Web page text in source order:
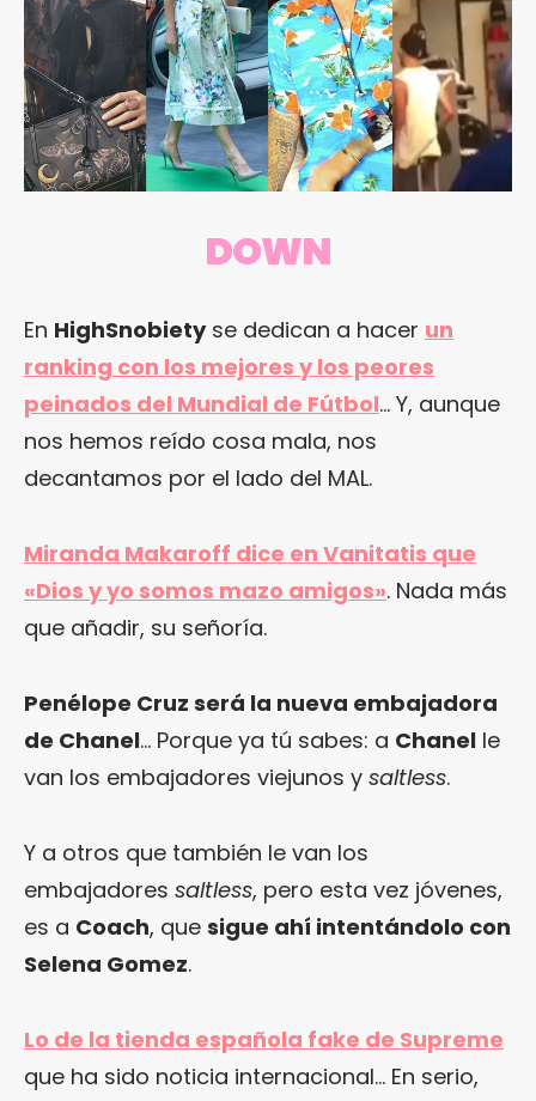
DOWN
En HighSnobietyse dedican a hacer un
ranking con los mejores y los peores
peinados del Mundial de Fútbol… Y, aunque
nos hemos reído cosa mala, nos
decantamos por el lado del MAL.
Miranda Makaroff dice en Vanitatis que
«Dios y yo somos mazo amigos». Nada más
que añadir, su señoría.
Penélope Cruz será la nueva embajadora
de Chanel… Porque ya tú sabes: a Chanel le
van los embajadores viejunos y saltless.
Y a otros que también le van los
embajadores saltless, pero esta vez jóvenes,
es a Coach, que sigue ahí intentándolo con
Selena Gomez.
Lo de la tienda española fake de Supreme
que ha sido noticia internacional… En serio,